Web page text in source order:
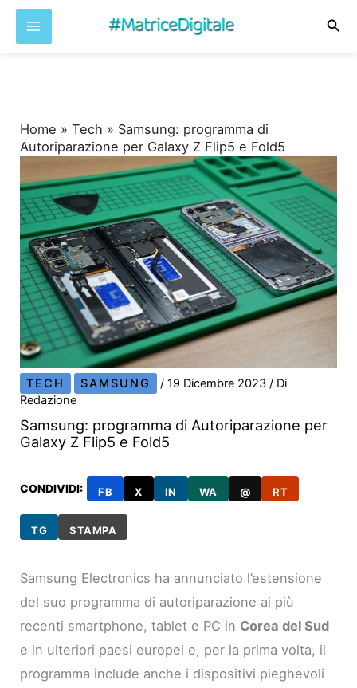
Home »Tech » Samsung: programma di
Autoriparazione per Galaxy Z Flip5 e Fold5
TECH SAMSUNG /19 Dicembre 2023/ Di
Redazione
Samsung: programma di Autoriparazione per
Galaxy Z Flip5 e Fold5
CONDIVIDI: FB X IN WA @ RT
TG STAMPA
Samsung Electronics ha annunciato l’estensione
del suo programma di autoriparazione ai più
recenti smartphone, tablet e PC in Corea del Sud
e in ulteriori paesi europei e, per la prima volta, il
programma include anche i dispositivi pieghevoli